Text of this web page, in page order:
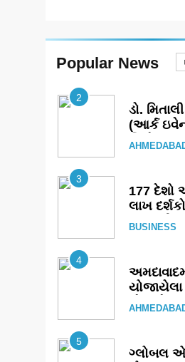
Popular News
કાર્યબળને
કરતાં:
સ્કિલ્સ
સ્નાતકોને
એનાયત
EDUCATION
2
ડો.
(આર્ક
કિશોર
શ્રદ્ધાંજલિ
3
177 દેશો
લાખ
ગુજરાતી
વિશ્વભરમાં
BUSINESS
4
કોન્ક્લેવ
એ ટેરોટ
5
ગ્લોબલ